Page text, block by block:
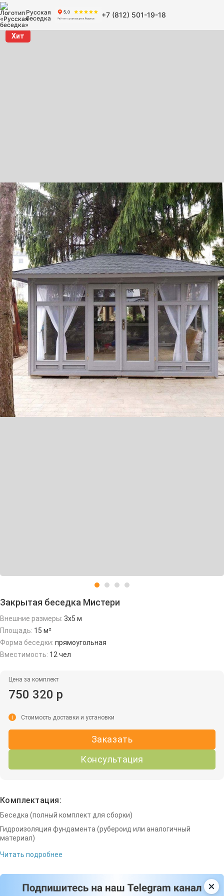
Русская
беседка
+7 (812) 501-19-18
Хит
Закрытая беседка Мистери
Внешние размеры: 3х5 м
Площадь: 15 м²
Форма беседки: прямоугольная
Вместимость: 12 чел
Цена за комплект
750 320 р
Заказать
Консультация
i Стоимость доставки и установки
Комплектация:
Беседка (полный комплект для сборки)
Гидроизоляция фундамента (рубероид или аналогичный
материал)
Читать подробнее